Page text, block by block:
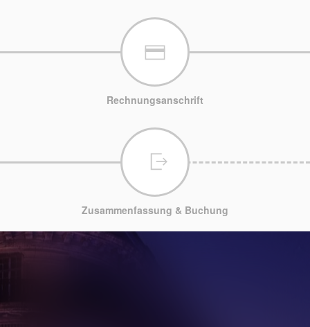
Rechnungsanschrift
Zusammenfassung & Buchung